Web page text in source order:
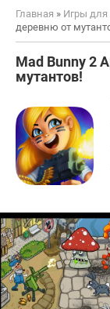
Главная » Игры
деревню от
Mad Bunny 2
мутантов!